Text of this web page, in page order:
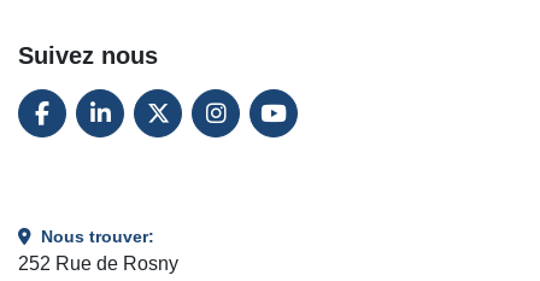
Suivez nous
FACEBOOK
LINKEDINTWITTERINSTAGRAM
YOUTUBE
Nous trouver:
252 Rue de Rosny